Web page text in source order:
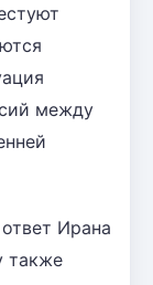
между
Ирана
также